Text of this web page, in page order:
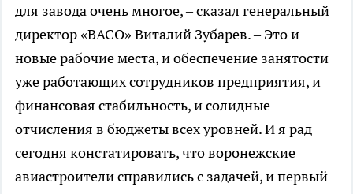
для завода очень многое, – сказал генеральный
директор «ВАСО» Виталий Зубарев. – Это и
новые рабочие места, и обеспечение занятости
уже работающих сотрудников предприятия, и
финансовая стабильность, и солидные
отчисления в бюджеты всех уровней. И я рад
сегодня констатировать, что воронежские
авиастроители справились с задачей, и первый